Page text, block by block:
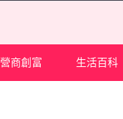
營商創富 生活百科